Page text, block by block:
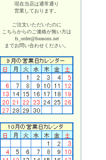
現在当店は通常通り
営業しております。
ご注文いただいたのに
こちらからのご連絡が無い方は
fs_order@fseasons.net
までお問い合わせください。